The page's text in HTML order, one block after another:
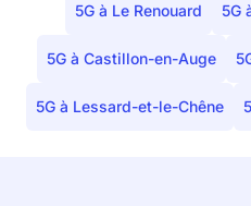
5G à Le Renouard 5G
5G à Castillon-en-Auge
5G à Lessard-et-le-Chêne